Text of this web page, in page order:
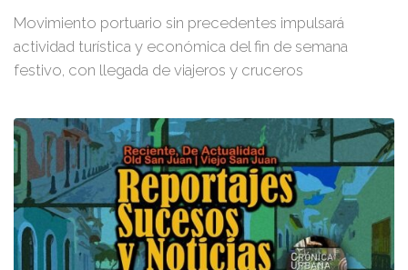
Movimiento portuario sin precedentes impulsará
actividad turística y económica del fin de semana
festivo, con llegada de viajeros y cruceros